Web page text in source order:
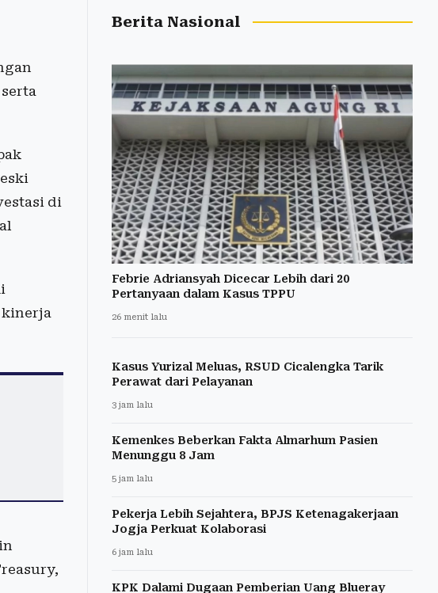
di
Berita Nasional
Febrie Adriansyah Dicecar Lebih dari 20
Pertanyaan dalam Kasus TPPU
26 menit lalu
Kasus Yurizal Meluas, RSUD Cicalengka Tarik
Perawat dari Pelayanan
3 jam lalu
Kemenkes Beberkan Fakta Almarhum Pasien
Menunggu 8 Jam
5 jam lalu
Pekerja Lebih Sejahtera, BPJS Ketenagakerjaan
Jogja Perkuat Kolaborasi
6 jam lalu
KPK Dalami Dugaan Pemberian Uang Blueray